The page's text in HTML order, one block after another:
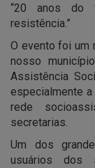
“20 anos do
resistência.”
O evento foi um
nosso
Assistência
especialmente
rede
secretarias.
Um dos
usuários dos